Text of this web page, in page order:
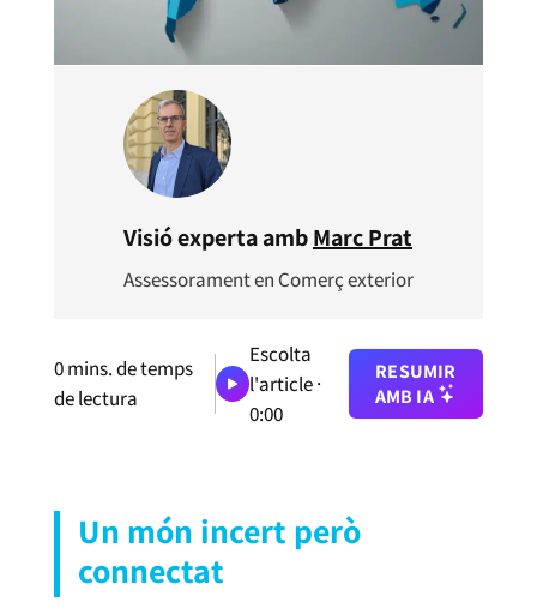
Visió experta ambMarc Prat
Assessorament en Comerç exterior
0mins. de temps
de lectura
Escolta
l'article ·
0:00
RESUMIR
AMB IA
Un món incert però
connectat